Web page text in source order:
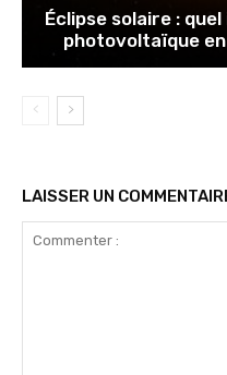
Éclipse solaire :
photovoltaïque
LAISSER UN